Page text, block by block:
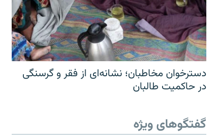
دسترخوان مخاطبان؛ نشانه‌ای از فقر و گرسنگی
در حاکمیت طالبان
گفتگوهای ویژه